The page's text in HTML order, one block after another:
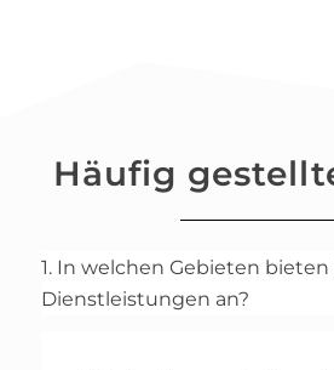
Häufig
1. In welchen Gebieten bieten
Dienstleistungen an?